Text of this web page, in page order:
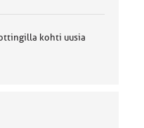
kohti uusia